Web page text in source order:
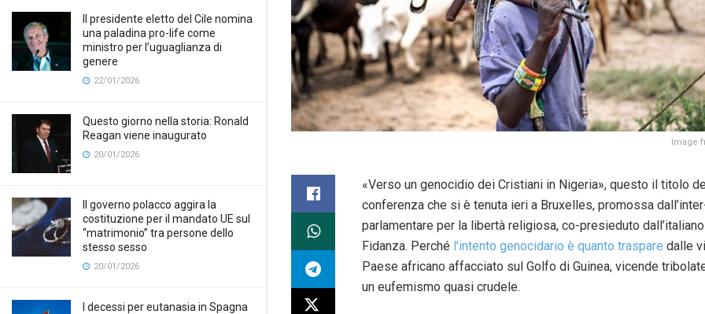
Il presidente eletto del Cile nomina
una paladina pro-life come
ministro per l’uguaglianza di
genere
22/01/2026
Questo giorno nella storia: Ronald
Reagan viene inaugurato
20/01/2026
Il governo polacco aggira la
costituzione per il mandato UE sul
“matrimonio” tra persone dello
stesso sesso
20/01/2026
I decessi per eutanasia in Spagna
Image
«Verso un genocidio dei Cristiani in Nigeria», questo il titolo
conferenza che si è tenuta ieri a Bruxelles, promossa
parlamentare per la libertà religiosa, co-presieduto
Fidanza. Perché l’intento genocidario è quanto traspare dalle
Paese africano affacciato sul Golfo di Guinea, vicende
un eufemismo quasi crudele.